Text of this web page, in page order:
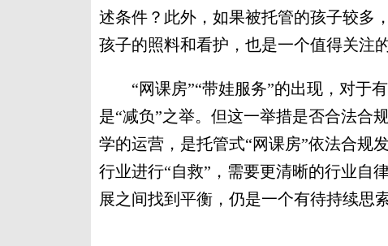
述条件？此外，如果被托管的孩子较多
孩子的照料和看护，也是一个值得关注的
“网课房”“带娃服务”的出现，对于
是“减负”之举。但这一举措是否合法合
学的运营，是托管式“网课房”依法合规
行业进行“自救”，需要更清晰的行业自
展之间找到平衡，仍是一个有待持续思